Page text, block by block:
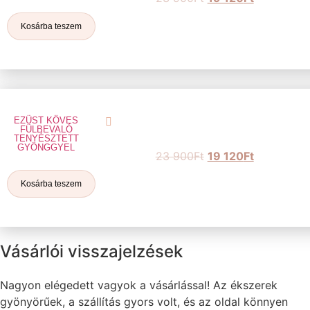
Kosárba teszem
EZÜST KÖVES
FÜLBEVALÓ
TENYÉSZTETT
GYÖNGGYEL
23 900Ft 19 120Ft
Kosárba teszem
Vásárlói visszajelzések
Nagyon elégedett vagyok a vásárlással! Az ékszerek
gyönyörűek, a szállítás gyors volt, és az oldal könnyen